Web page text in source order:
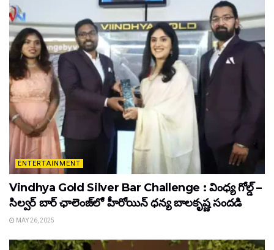
ENTERTAINMENT
Vindhya Gold Silver Bar Challenge : వింధ్య గోల్డ్ –
సిల్వర్ బార్ ఛాలెంజ్‌లో హీరోయిన్ ధ‌న్య బాల‌కృష్ణ‌ సందడి
MAY 26, 2025